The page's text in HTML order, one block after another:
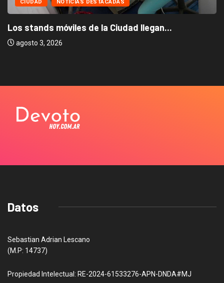
CIUDAD NOTICIAS DESTACADAS
Los stands móviles de la Ciudad llegan...
agosto 3, 2026
Datos
Sebastian Adrian Lescano
(M.P: 14737)
Propiedad Intelectual: RE-2024-61533276-APN-DNDA#MJ